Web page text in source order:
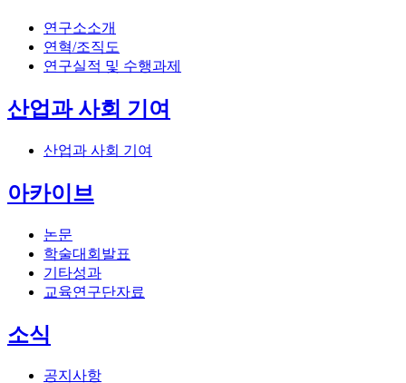
연구소소개
연혁/조직도
연구실적 및 수행과제
산업과 사회 기여
산업과 사회 기여
아카이브
논문
학술대회발표
기타성과
교육연구단자료
소식
공지사항